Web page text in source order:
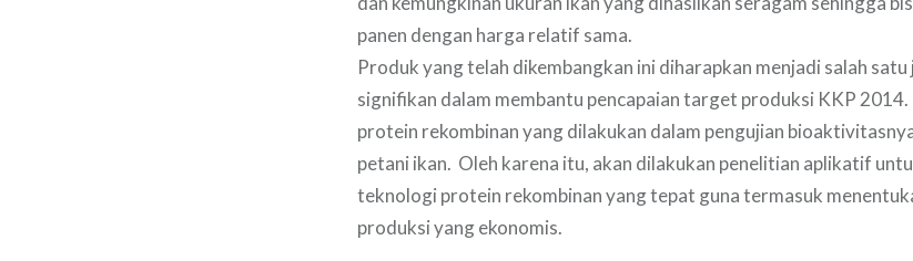
panen dengan harga relatif sama.
Produk yang telah dikembangkan ini diharapkan menjadi salah
signifikan dalam membantu pencapaian target produksi KKP
protein rekombinan yang dilakukan dalam pengujian
petani ikan. Oleh karena itu, akan dilakukan penelitian aplikatif
teknologi protein rekombinan yang tepat guna termasuk
produksi yang ekonomis.